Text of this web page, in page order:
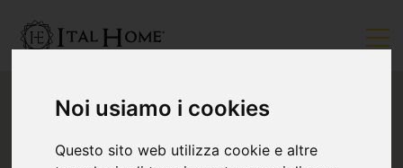
Noi usiamo i cookies
Questo sito web utilizza cookie e altre